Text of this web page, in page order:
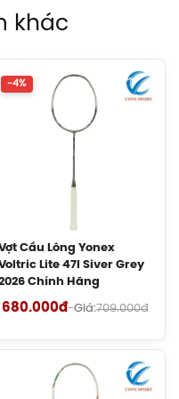
BA52512
BA52512
Hãng
Q014 Chính
Victor VBS 66 Chính
khác
-4%
Cầu Lông Yonex
Lite 47I Siver Grey
Chính Hãng
680.000đ-Giá:709.000đ